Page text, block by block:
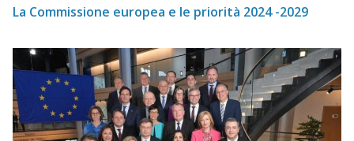
La Commissione europea e le priorità 2024 -2029